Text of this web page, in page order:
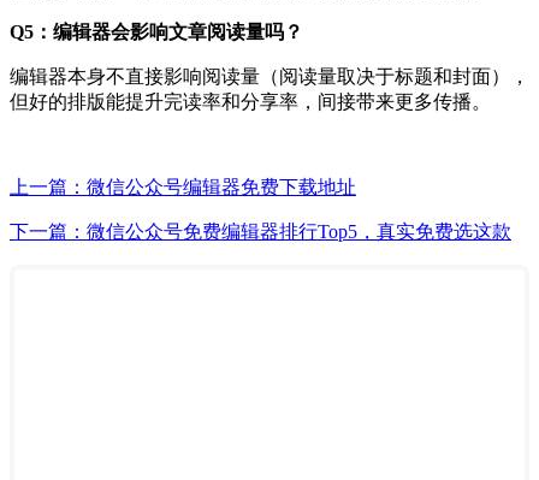
Q5：编辑器会影响文章阅读量吗？
编辑器本身不直接影响阅读量（阅读量取决于标题和封面），
但好的排版能提升完读率和分享率，间接带来更多传播。
上一篇：微信公众号编辑器免费下载地址
下一篇：微信公众号免费编辑器排行Top5，真实免费选这款